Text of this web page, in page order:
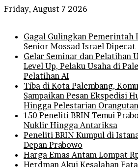
Friday, August 7 2026
Gagal Gulingkan Pemerintah
Senior Mossad Israel Dipecat
Gelar Seminar dan Pelatihan
Level Up, Pelaku Usaha di
Pelatihan AI
Tiba di Kota Palembang,
Sampaikan Pesan Ekspedisi
Hingga Pelestarian
150 Peneliti BRIN Temui
Nuklir Hingga Antariksa
Peneliti BRIN Kumpul di
Depan Prabowo
Harga Emas Antam Lompat
Herdman Akui Kesalahan